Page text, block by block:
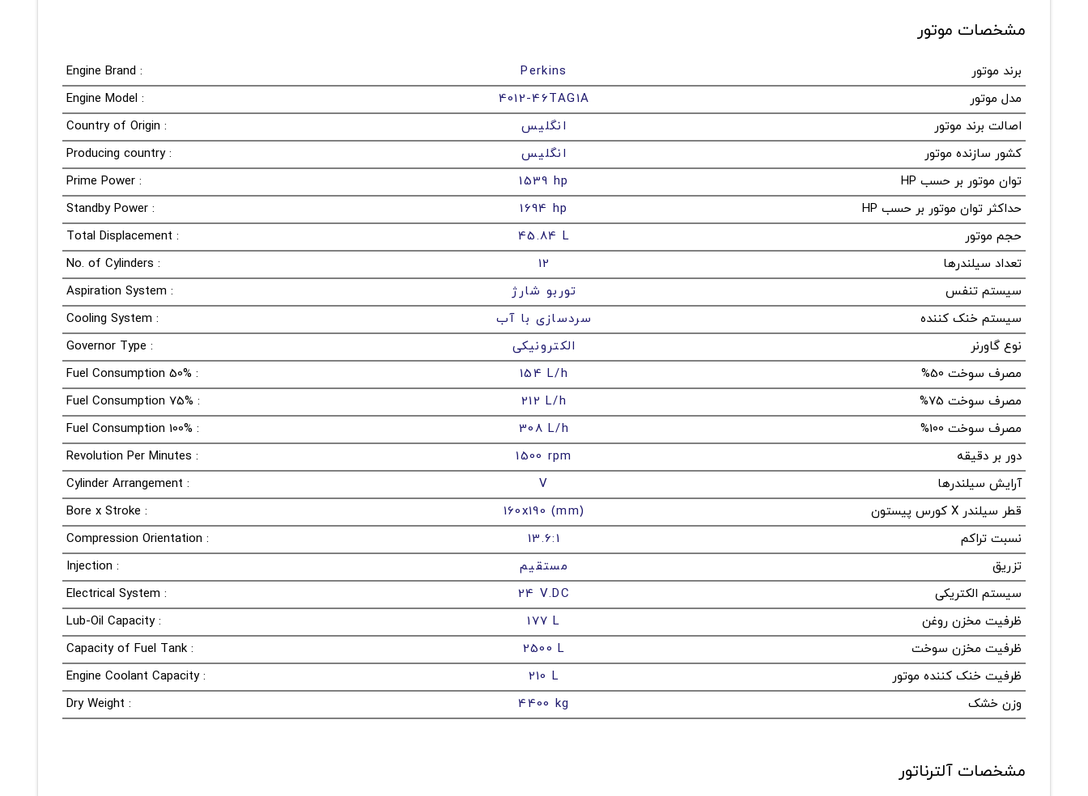
مشخصات موتور
برند موتور Perkins
Engine Brand :
مدل موتور
4012-46TAG1A
Engine Model :
اصالت برند موتور
انگلیس
Country of Origin :
کشور سازنده موتور
انگلیس
Producing country :
توان موتور بر حسب HP
1539 hp
Prime Power :
حداکثر توان موتور بر حسب HP
1694 hp
Standby Power :
حجم موتور
45.84 L
Total Displacement :
تعداد سیلندرها
12
No. of Cylinders :
سیستم تنفس
توربو شارژ
Aspiration System :
سیستم خنک کننده
سردسازی با آب
Cooling System :
نوع گاورنر
الکترونیکی
Governor Type :
مصرف سوخت 50%
154 L/h
Fuel Consumption 50% :
مصرف سوخت 75%
212 L/h
Fuel Consumption 75% :
مصرف سوخت 100%
308 L/h
Fuel Consumption 100% :
دور بر دقیقه
1500 rpm
Revolution Per Minutes :
آرایش سیلندرها
V
Cylinder Arrangement :
قطر سیلندر X کورس پیستون
160x190 (mm)
Bore x Stroke :
نسبت تراکم
13.6:1
Compression Orientation :
تزریق
مستقیم
Injection :
سیستم الکتریکی
24 V.DC
Electrical System :
ظرفیت مخزن روغن
177 L
Lub-Oil Capacity :
ظرفیت مخزن سوخت
2500 L
Capacity of Fuel Tank :
ظرفیت خنک کننده موتور
210 L
Engine Coolant Capacity :
وزن خشک
4400 kg
Dry Weight :
مشخصات آلترناتور